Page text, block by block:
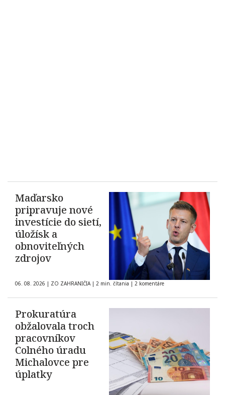
Maďarsko
pripravuje nové
investície do sietí,
úložísk a
obnoviteľných
zdrojov
06. 08. 2026 | ZO ZAHRANIČIA | 2 min. čítania | 2 komentáre
Prokuratúra
obžalovala troch
pracovníkov
Colného úradu
Michalovce pre
úplatky